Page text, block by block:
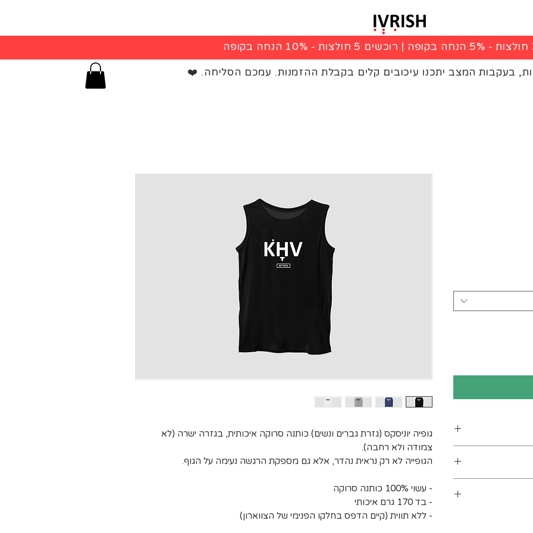
| רוכשים 5 חולצות - 10% הנחה בקופה
ות, בעקבות המצב יתכנו עיכובים קלים בקבלת ההזמנות. עמכם הסליחה. ❤️
גופיה יוניסקס (גזרת גברים ונשים) כותנה סרוקה איכותית, בגזרה ישרה (לא
צמודה ולא רחבה).
הגופייה לא רק נראית נהדר, אלא גם מספקת הרגשה נעימה על הגוף.
- עשוי 100% כותנה סרוקה
- בד 170 גרם איכותי
- ללא תווית (קיים הדפס בחלקו הפנימי של הצווארון)